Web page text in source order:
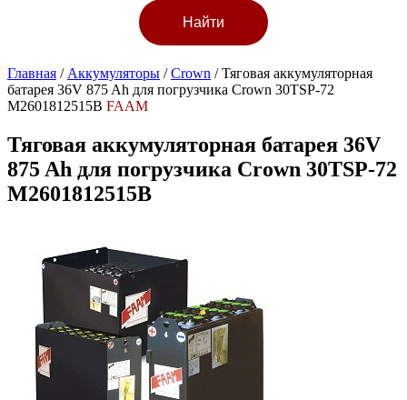
Главная / Аккумуляторы /Crown /Тяговая аккумуляторная
батарея 36V 875 Ah для погрузчика Crown 30TSP-72
M2601812515B FAAM
Тяговая аккумуляторная батарея 36V
875 Ah для погрузчика Crown 30TSP-72
M2601812515B